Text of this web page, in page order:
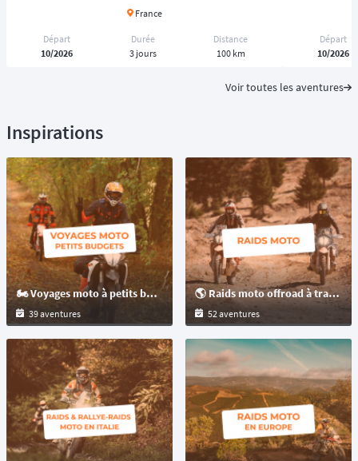
France
Départ
10/2026
Durée
3 jours
Distance
100 km
Départ
10/2026
Voir toutes les aventures
Inspirations
🏍️ Voyages moto à petits budgets : raids et randonnées moto
39 aventures
🌎 Raids moto offroad à travers le monde pour les motos : trails et maxitrails !
52 aventures